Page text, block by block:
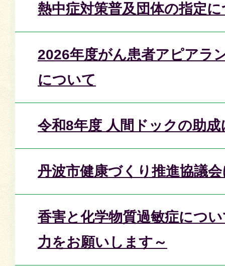
熱中症対策普及団体の指定
2026年度がん患者アピアラ
について
令和8年度 人間ドックの助
丹波市健康づくり推進協議
香害と化学物質過敏症につ
力をお願いします～